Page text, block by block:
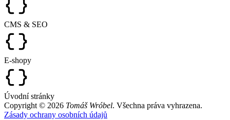
CMS & SEO
E-shopy
Úvodní stránky
Copyright © 2026 Tomáš Wróbel. Všechna práva vyhrazena.
Zásady ochrany osobních údajů